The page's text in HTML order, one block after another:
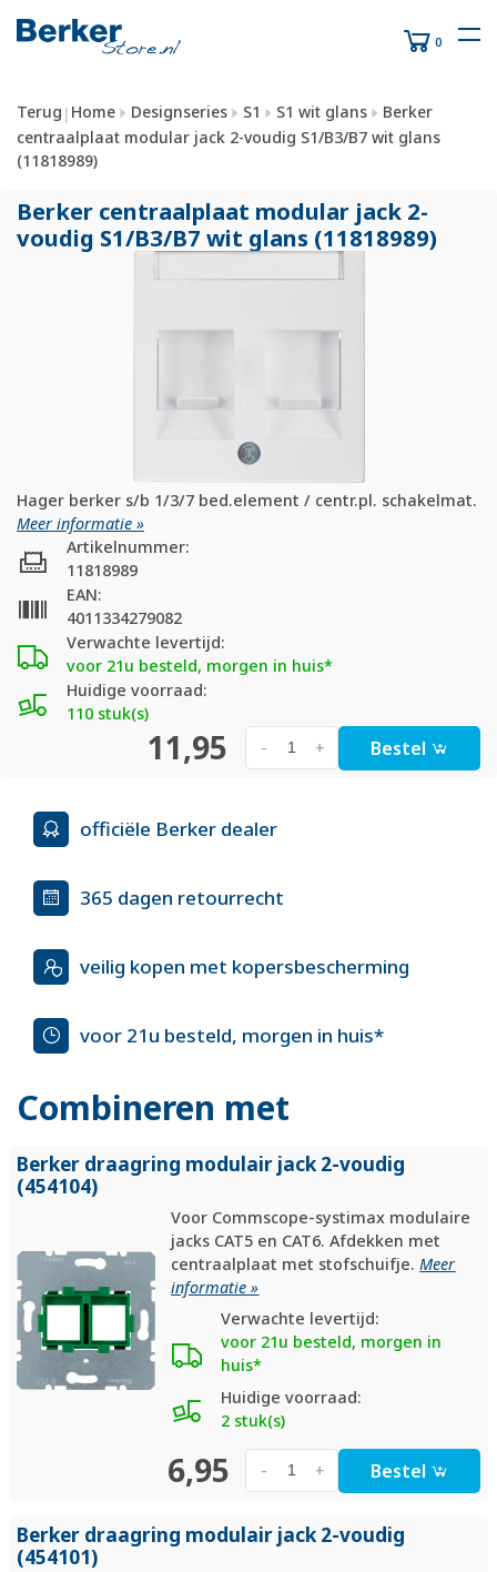
0
Terug | Home Designseries S1 S1 wit glans
Berker
centraalplaat modular jack 2-voudig S1/B3/B7 wit glans
(11818989)
Berker centraalplaat modular jack 2-
voudig S1/B3/B7 wit glans (11818989)
Hager berker s/b 1/3/7 bed.element / centr.pl. schakelmat.
Meer informatie »
Verwachte levertijd:
voor 21u besteld, morgen in huis*
Huidige voorraad:
110 stuk(s)
Artikelnummer:
11818989
EAN:
4011334279082
11,95 +
- Bestel
officiële Berker dealer
365 dagen retourrecht
veilig kopen met kopersbescherming
voor 21u besteld, morgen in huis*
Combineren met
Berker draagring modulair jack 2-voudig
(454104)
Voor Commscope-systimax modulaire
jacks CAT5 en CAT6. Afdekken met
centraalplaat met stofschuifje.Meer
informatie »
Verwachte levertijd:
voor 21u besteld, morgen in
huis*
Huidige voorraad:
2 stuk(s)
6,95 +
- Bestel
Berker draagring modulair jack 2-voudig
(454101)